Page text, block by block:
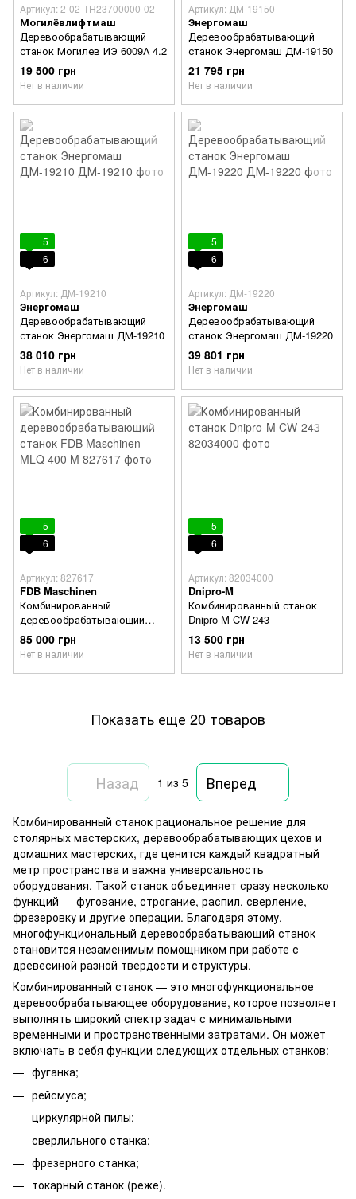
Артикул: 2-02-TH23700000-02
Могилёвлифтмаш
Деревообрабатывающий
станок Могилев ИЭ 6009А 4.2
19 500 грн
Нет в наличии
Артикул: ДМ-19150
Энергомаш
Деревообрабатывающий
станок Энергомаш ДМ-19150
21 795 грн
Нет в наличии
5
6
Артикул: ДМ-19210
Энергомаш
Деревообрабатывающий
станок Энергомаш ДМ-19210
38 010 грн
Нет в наличии
5
6
Артикул: ДМ-19220
Энергомаш
Деревообрабатывающий
станок Энергомаш ДМ-19220
39 801 грн
Нет в наличии
5
6
Артикул: 827617
FDB Maschinen
Комбинированный
деревообрабатывающий
станок FDB Maschinen MLQ
400 M
85 000 грн
Нет в наличии
5
6
Артикул: 82034000
Dnipro-M
Комбинированный станок
Dnipro-M CW-243
13 500 грн
Нет в наличии
Показать еще 20 товаров
Назад 1 из 5 Вперед
Комбинированный станок рациональное решение для
столярных мастерских, деревообрабатывающих цехов и
домашних мастерских, где ценится каждый квадратный
метр пространства и важна универсальность
оборудования. Такой станок объединяет сразу несколько
функций — фугование, строгание, распил, сверление,
фрезеровку и другие операции. Благодаря этому,
многофункциональный деревообрабатывающий станок
становится незаменимым помощником при работе с
древесиной разной твердости и структуры.
Комбинированный станок — это многофункциональное
деревообрабатывающее оборудование, которое позволяет
выполнять широкий спектр задач с минимальными
временными и пространственными затратами. Он может
включать в себя функции следующих отдельных станков:
фуганка;
рейсмуса;
циркулярной пилы;
сверлильного станка;
фрезерного станка;
токарный станок (реже).